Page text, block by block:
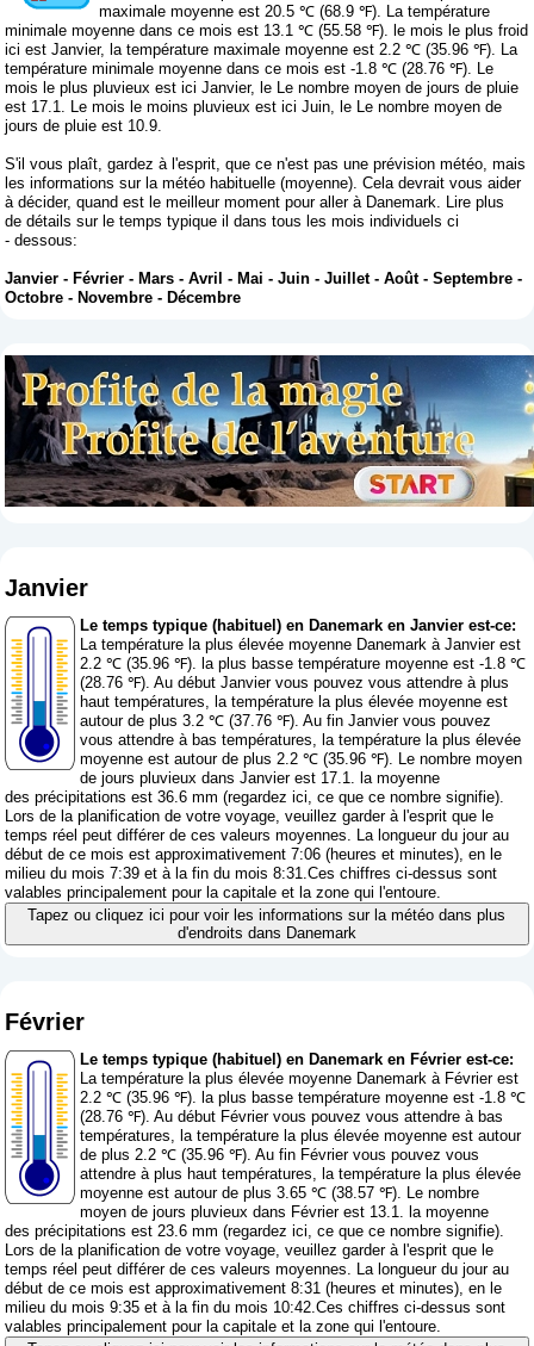
maximale moyenne est 20.5 ℃ (68.9 ℉). La température
minimale moyenne dans ce mois est 13.1 ℃ (55.58 ℉). le mois le plus froid
ici est Janvier, la température maximale moyenne est 2.2 ℃ (35.96 ℉). La
température minimale moyenne dans ce mois est -1.8 ℃ (28.76 ℉). Le
mois le plus pluvieux est ici Janvier, le Le nombre moyen de jours de pluie
est 17.1. Le mois le moins pluvieux est ici Juin, le Le nombre moyen de
jours de pluie est 10.9.
S'il vous plaît, gardez à l'esprit, que ce n'est pas une prévision météo, mais
les informations sur la météo habituelle (moyenne). Cela devrait vous aider
à décider, quand est le meilleur moment pour aller à Danemark. Lire plus
de détails sur le temps typique il dans tous les mois individuels ci
- dessous:
Janvier -Février -Mars -Avril -Mai -Juin -Juillet-Août-Septembre -
Octobre -Novembre -Décembre
Janvier
Le temps typique (habituel) en Danemark en Janvier est-ce:
La température la plus élevée moyenne Danemark à Janvier est
2.2 ℃ (35.96 ℉). la plus basse température moyenne est -1.8 ℃
(28.76 ℉). Au début Janvier vous pouvez vous attendre à plus
haut températures, la température la plus élevée moyenne est
autour de plus 3.2 ℃ (37.76 ℉). Au fin Janvier vous pouvez
vous attendre à bas températures, la température la plus élevée
moyenne est autour de plus 2.2 ℃ (35.96 ℉). Le nombre moyen
de jours pluvieux dans Janvier est 17.1. la moyenne
des précipitations est 36.6 mm (regardez ici, ce que ce nombre signifie).
Lors de la planification de votre voyage, veuillez garder à l'esprit que le
temps réel peut différer de ces valeurs moyennes. La longueur du jour au
début de ce mois est approximativement 7:06 (heures et minutes), en le
milieu du mois 7:39 et à la fin du mois 8:31.Ces chiffres ci-dessus sont
valables principalement pour la capitale et la zone qui l'entoure.
Tapez ou cliquez ici pour voir les informations sur la météo dans plus
d'endroits dans Danemark
Février
Le temps typique (habituel) en Danemark en Février est-ce:
La température la plus élevée moyenne Danemark à Février est
2.2 ℃ (35.96 ℉). la plus basse température moyenne est -1.8 ℃
(28.76 ℉). Au début Février vous pouvez vous attendre à bas
températures, la température la plus élevée moyenne est autour
de plus 2.2 ℃ (35.96 ℉). Au fin Février vous pouvez vous
attendre à plus haut températures, la température la plus élevée
moyenne est autour de plus 3.65 ℃ (38.57 ℉). Le nombre
moyen de jours pluvieux dans Février est 13.1. la moyenne
des précipitations est 23.6 mm (regardez ici, ce que ce nombre signifie).
Lors de la planification de votre voyage, veuillez garder à l'esprit que le
temps réel peut différer de ces valeurs moyennes. La longueur du jour au
début de ce mois est approximativement 8:31 (heures et minutes), en le
milieu du mois 9:35 et à la fin du mois 10:42.Ces chiffres ci-dessus sont
valables principalement pour la capitale et la zone qui l'entoure.